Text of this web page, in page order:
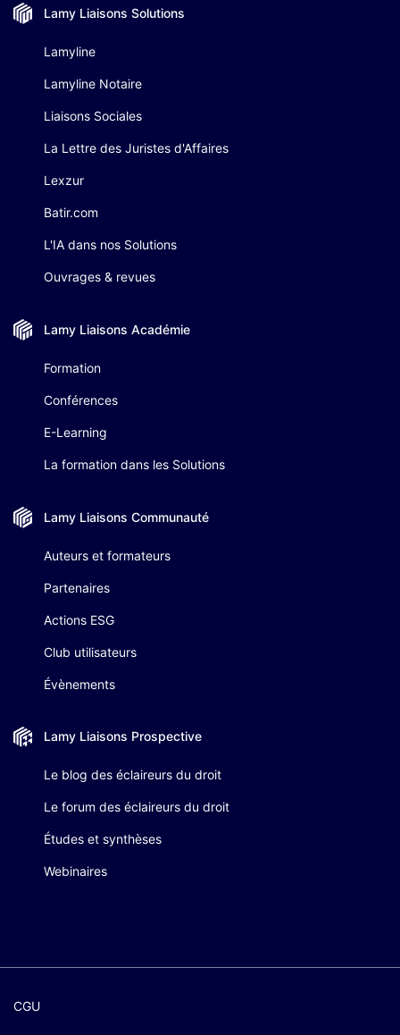
Lamy Liaisons Solutions
Lamyline
Lamyline Notaire
Liaisons Sociales
La Lettre des Juristes d'Affaires
Lexzur
Batir.com
L'IA dans nos Solutions
Ouvrages & revues
Lamy Liaisons Académie
Formation
Conférences
E-Learning
La formation dans les Solutions
Lamy Liaisons Communauté
Auteurs et formateurs
Partenaires
Actions ESG
Club utilisateurs
Évènements
Lamy Liaisons Prospective
Le blog des éclaireurs du droit
Le forum des éclaireurs du droit
Études et synthèses
Webinaires
CGU